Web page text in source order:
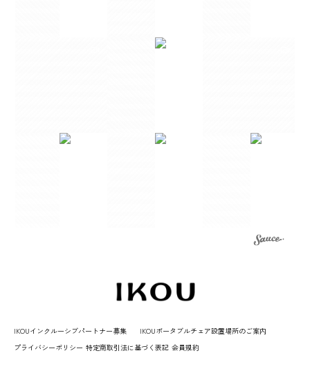
IKOU Bib ラージ
2024/12/22
IKOUインクルーシブパートナー募集
IKOUポータブルチェア設置場所のご案内
プライバシーポリシー 特定商取引法に基づく表記 会員規約